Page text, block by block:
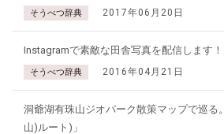
そうべつ辞典 2017年06月20日
Instagramで素敵な田舎写真を配信します！
そうべつ辞典 2016年04月21日
洞爺湖有珠山ジオパーク散策マップで巡る
山)ルート)」